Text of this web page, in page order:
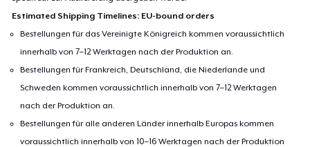
Estimated Shipping Timelines: EU-bound orders
Bestellungen für das Vereinigte Königreich kommen voraussichtlich
innerhalb von 7–12 Werktagen nach der Produktion an.
Bestellungen für Frankreich, Deutschland, die Niederlande und
Schweden kommen voraussichtlich innerhalb von 7–12 Werktagen
nach der Produktion an.
Bestellungen für alle anderen Länder innerhalb Europas kommen
voraussichtlich innerhalb von 10–16 Werktagen nach der Produktion